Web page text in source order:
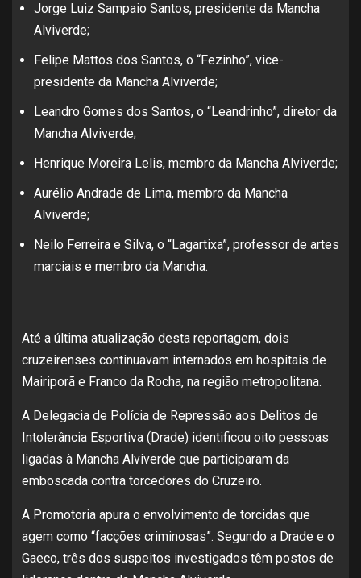
Jorge Luiz Sampaio Santos, presidente da Mancha
Alviverde;
Felipe Mattos dos Santos, o “Fezinho”, vice-
presidente da Mancha Alviverde;
Leandro Gomes dos Santos, o “Leandrinho”, diretor da
Mancha Alviverde;
Henrique Moreira Lelis, membro da Mancha Alviverde;
Aurélio Andrade de Lima, membro da Mancha
Alviverde;
Neilo Ferreira e Silva, o “Lagartixa”, professor de artes
marciais e membro da Mancha.
Até a última atualização desta reportagem, dois
cruzeirenses continuavam internados em hospitais de
Mairiporã e Franco da Rocha, na região metropolitana.
A Delegacia de Polícia de Repressão aos Delitos de
Intolerância Esportiva (Drade) identificou oito pessoas
ligadas à Mancha Alviverde que participaram da
emboscada contra torcedores do Cruzeiro.
A Promotoria apura o envolvimento de torcidas que
agem como “facções criminosas”. Segundo a Drade e o
Gaeco, três dos suspeitos investigados têm postos de